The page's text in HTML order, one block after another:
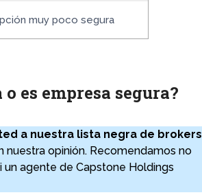
muy poco segura
es empresa segura?
a nuestra lista negra de brokers
nuestra opinión. Recomendamos no
agente de Capstone Holdings